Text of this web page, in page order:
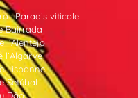
: Paradis viticole
Bairrada
l’Alentejo
l’Algarve
Lisbonne
Setúbal
Dão